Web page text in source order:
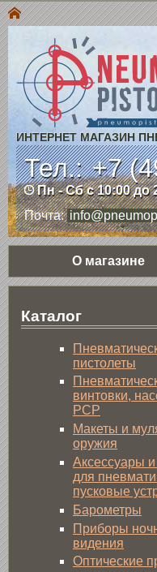
ИНТЕРНЕТ МАГАЗИН
Тел.:+7
Пн - Сб с 10:00 до
Почта:
О магазине
Каталог
пистолеты
винтовки,
PCP
Макеты и
оружия
Аксессуары
для
пусковые
Барометры
Приборы
видения
Оптические